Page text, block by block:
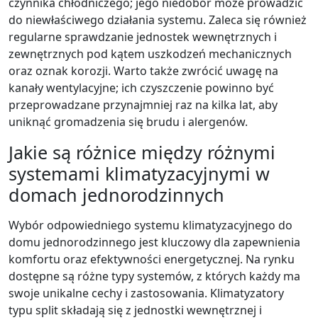
do niewłaściwego działania systemu. Zaleca się również
regularne sprawdzanie jednostek wewnętrznych i
zewnętrznych pod kątem uszkodzeń mechanicznych
oraz oznak korozji. Warto także zwrócić uwagę na
kanały wentylacyjne; ich czyszczenie powinno być
przeprowadzane przynajmniej raz na kilka lat, aby
uniknąć gromadzenia się brudu i alergenów.
Jakie są różnice między różnymi
systemami klimatyzacyjnymi w
domach jednorodzinnych
Wybór odpowiedniego systemu klimatyzacyjnego do
domu jednorodzinnego jest kluczowy dla zapewnienia
komfortu oraz efektywności energetycznej. Na rynku
dostępne są różne typy systemów, z których każdy ma
swoje unikalne cechy i zastosowania. Klimatyzatory
typu split składają się z jednostki wewnętrznej i